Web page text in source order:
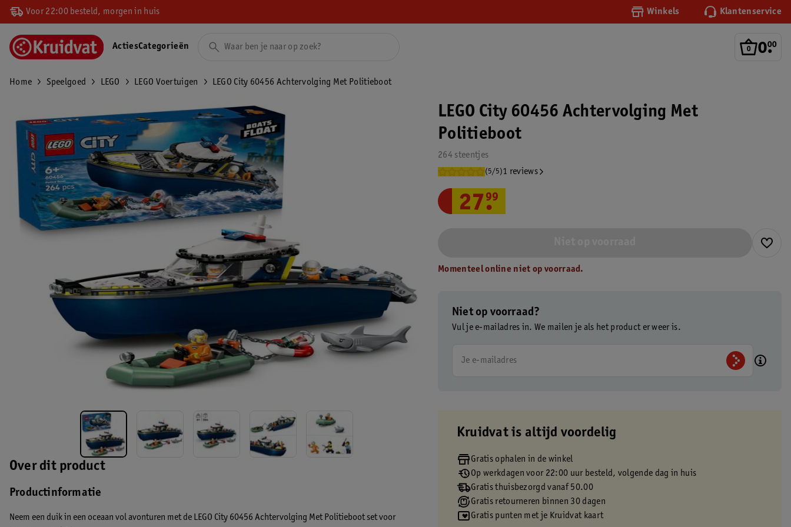
Voor 22:00 besteld, morgen in huis Winkels Klantenservice
0.
00
ActiesCategorieën
Home Speelgoed LEGO LEGO Voertuigen LEGO City 60456 Achtervolging Met Politieboot
Over dit product
Productinformatie
Neem een duik in een oceaan vol avonturen met de LEGO City 60456 Achtervolging Met Politieboot set voor
LEGO City 60456 Achtervolging Met
Politieboot
264 steentjes
(5/5)1 reviews
27.
99
Momenteel online niet op voorraad.
Niet op voorraad?
Vul je e-mailadres in. We mailen je als het product er weer is.
Je e-mailadres
Kruidvat is altijd voordelig
Gratis ophalen in de winkel
Op werkdagen voor 22:00 uur besteld, volgende dag in huis
Gratis thuisbezorgd vanaf 50.00
Gratis retourneren binnen 30 dagen
Gratis punten met je Kruidvat kaart